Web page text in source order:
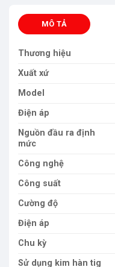
MÔ TẢ
Thương hiệu
Xuất xứ
Model
Điện áp
Nguồn đầu ra định
mức
Công nghệ
Công suất
Cường độ
Điện áp
Chu kỳ
Sử dụng kim hàn tig